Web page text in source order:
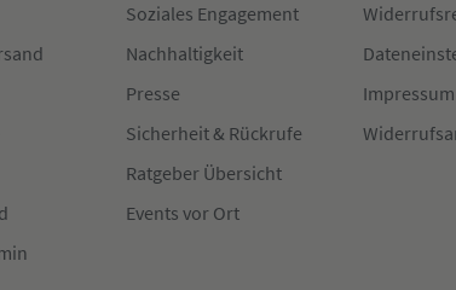
Soziales Engagement
Nachhaltigkeit
Presse
Sicherheit & Rückrufe
Ratgeber Übersicht
Events vor Ort
Impressum